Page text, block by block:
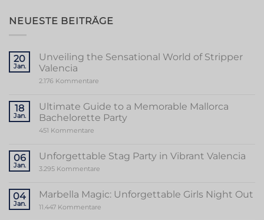
NEUESTE BEITRÄGE
20
Jan.
Unveiling the Sensational World of Stripper
Valencia
2.176 Kommentare
Sensational
World
of
18
Jan.
Ultimate Guide to a Memorable Mallorca
Bachelorette Party
451 Kommentare
to
a
Memorable
Party
06
Jan.
Unforgettable Stag Party in Vibrant Valencia
3.295 Kommentare
Party
in
Vibrant
04
Jan.
Marbella Magic: Unforgettable Girls Night Out
11.447 Kommentare